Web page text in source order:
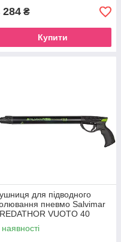
284 ₴
Купити
для підводного
пневмо Salvimar
VUOTO 40